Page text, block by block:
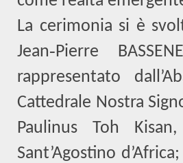
La cerimonia si è
Jean‑Pierre
rappresentato dall’
Cattedrale Nostra
Paulinus Toh
Sant’Agostino d’Africa;